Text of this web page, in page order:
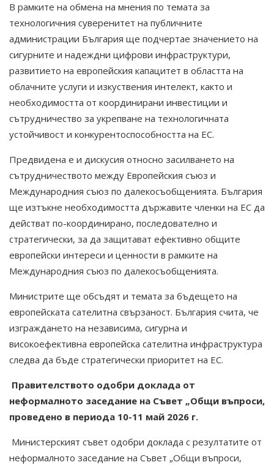
В рамките на обмена на мнения по темата за
технологичния суверенитет на публичните
администрации България ще подчертае значението на
сигурните и надеждни цифрови инфраструктури,
развитието на европейския капацитет в областта на
облачните услуги и изкуствения интелект, както и
необходимостта от координирани инвестиции и
сътрудничество за укрепване на технологичната
устойчивост и конкурентоспособността на ЕС.
Предвидена е и дискусия относно засилването на
сътрудничеството между Европейския съюз и
Международния съюз по далекосъобщенията. България
ще изтъкне необходимостта държавите членки на ЕС да
действат по-координирано, последователно и
стратегически, за да защитават ефективно общите
европейски интереси и ценности в рамките на
Международния съюз по далекосъобщенията.
Министрите ще обсъдят и темата за бъдещето на
европейската сателитна свързаност. България счита, че
изграждането на независима, сигурна и
високоефективна европейска сателитна инфраструктура
следва да бъде стратегически приоритет на ЕС.
Правителството одобри доклада от
неформалното заседание на Съвет „Общи въпроси,
проведено в периода 10-11 май 2026 г.
Министерският съвет одобри доклада с резултатите от
неформалното заседание на Съвет „Общи въпроси,